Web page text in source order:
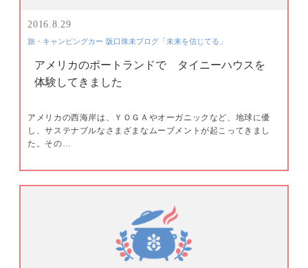
2016.8.29
旅・キャンピングカー 阪口珠未ブログ「未来を信じてる」
アメリカのポートランドで タイニーハウスを
体験してきました
アメリカの西海岸は、ＹＯＧＡやオーガニックなど、地球に優
し、サステナブルなさまざまなムーブメントが起こってきまし
た。その…